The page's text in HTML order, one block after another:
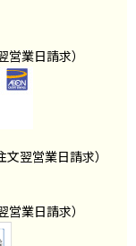
業日請求）
翌営業日請求）
業日請求）